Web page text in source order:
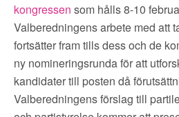
PARTILEDARE
OM FI
FÖR MEDLEMMAR
kongressen som hålls 8-10
Valberedningens arbete med att
fortsätter fram tills dess och de
ny nomineringsrunda för att
kandidater till posten då
Valberedningens förslag till